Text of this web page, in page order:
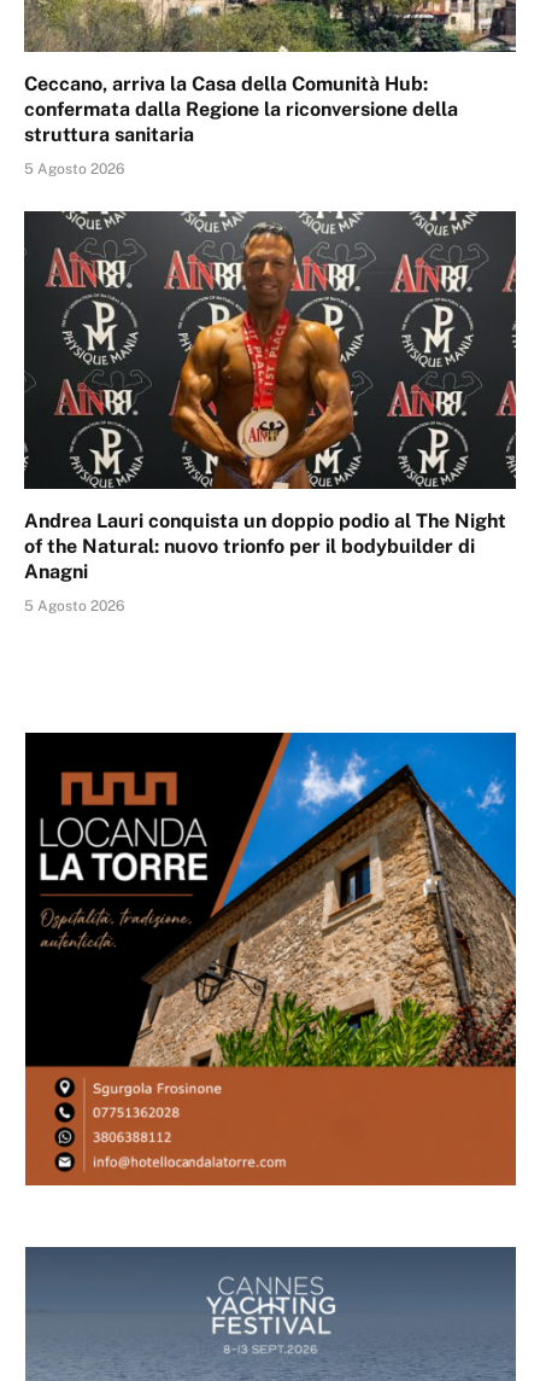
Ceccano, arriva la Casa della Comunità Hub:
confermata dalla Regione la riconversione della
struttura sanitaria
5 Agosto 2026
Andrea Lauri conquista un doppio podio al The Night
of the Natural: nuovo trionfo per il bodybuilder di
Anagni
5 Agosto 2026